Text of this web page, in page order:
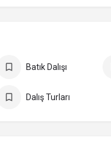
Batık Dalışı
Dalış Turları